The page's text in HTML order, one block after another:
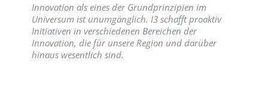
Innovation als eines der Grundprinzipien im
Universum ist unumgänglich. I3 schafft proaktiv
Initiativen in verschiedenen Bereichen der
Innovation, die für unsere Region und darüber
hinaus wesentlich sind.